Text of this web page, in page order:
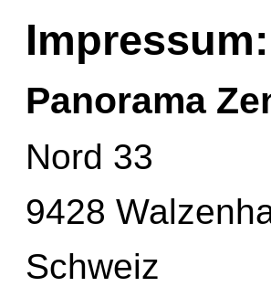
Impressum:
Panorama
Nord 33
9428
Schweiz